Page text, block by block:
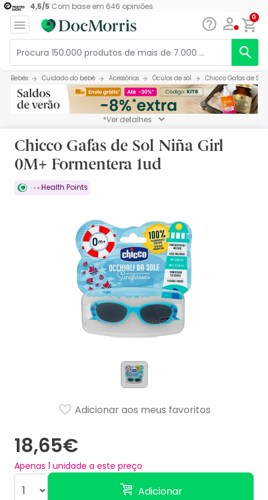
4,5/5 Com base em 646 opiniões
0
Bebés Cuidado do bebé Acessórios Óculos de sol Chicco Gafas de
*Ver detalhes
Chicco Gafas de Sol Niña Girl
0M+ Formentera 1ud
Health Points
18,65€
Apenas 1 unidade a este preço
Adicionar
Adicionar aos meus favoritos